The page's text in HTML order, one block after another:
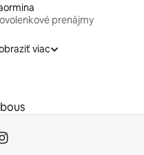
prenájmy
viac